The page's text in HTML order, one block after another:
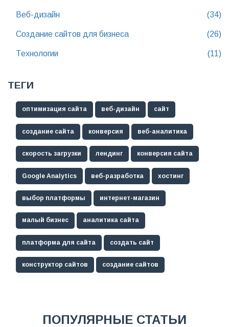
Веб-дизайн (34)
Создание сайтов для бизнеса (26)
Технологии (11)
ТЕГИ
оптимизация сайта веб-дизайн сайт
создание сайта конверсия веб-аналитика
скорость загрузки лендинг конверсия сайта
Google Analytics веб-разработка хостинг
выбор платформы интернет-магазин
малый бизнес аналитика сайта
платформа для сайта создать сайт
конструктор сайтов создание сайтов
ПОПУЛЯРНЫЕ СТАТЬИ